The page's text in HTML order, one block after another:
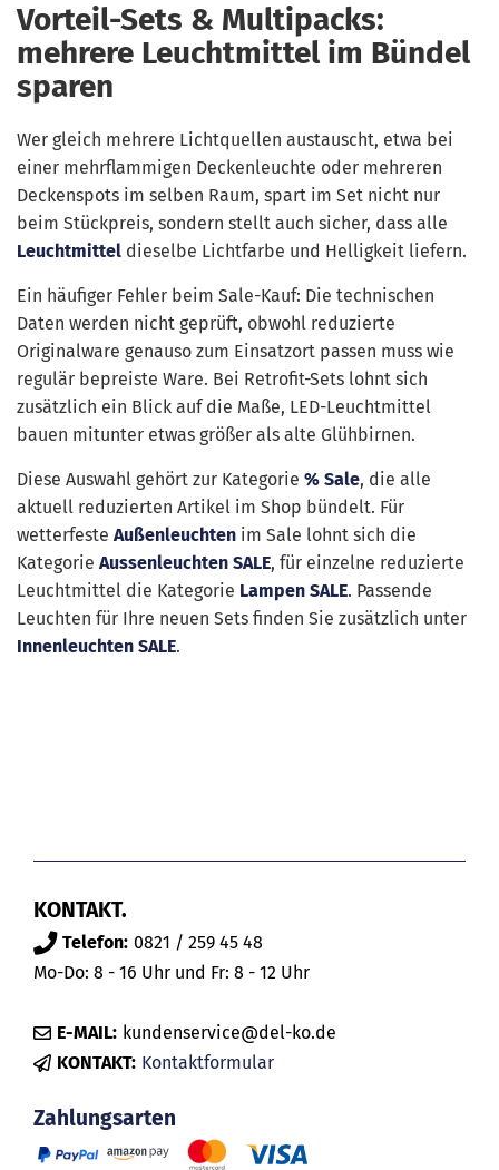
Vorteil-Sets & Multipacks:
mehrere Leuchtmittel im Bündel
sparen
Wer gleich mehrere Lichtquellen austauscht, etwa bei
einer mehrflammigen Deckenleuchte oder mehreren
Deckenspots im selben Raum, spart im Set nicht nur
beim Stückpreis, sondern stellt auch sicher, dass alle
Leuchtmittel dieselbe Lichtfarbe und Helligkeit liefern.
Ein häufiger Fehler beim Sale-Kauf: Die technischen
Daten werden nicht geprüft, obwohl reduzierte
Originalware genauso zum Einsatzort passen muss wie
regulär bepreiste Ware. Bei Retrofit-Sets lohnt sich
zusätzlich ein Blick auf die Maße, LED-Leuchtmittel
bauen mitunter etwas größer als alte Glühbirnen.
Diese Auswahl gehört zur Kategorie % Sale, die alle
aktuell reduzierten Artikel im Shop bündelt. Für
wetterfeste Außenleuchten im Sale lohnt sich die
Kategorie Aussenleuchten SALE, für einzelne reduzierte
Leuchtmittel die Kategorie Lampen SALE. Passende
Leuchten für Ihre neuen Sets finden Sie zusätzlich unter
Innenleuchten SALE.
KONTAKT.
Telefon: 0821 / 259 45 48
Mo-Do: 8 - 16 Uhr und Fr: 8 - 12 Uhr
E-MAIL: kundenservice@del-ko.de
KONTAKT: Kontaktformular
Zahlungsarten